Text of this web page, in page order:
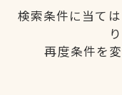
検索条件に当て
再度条件を